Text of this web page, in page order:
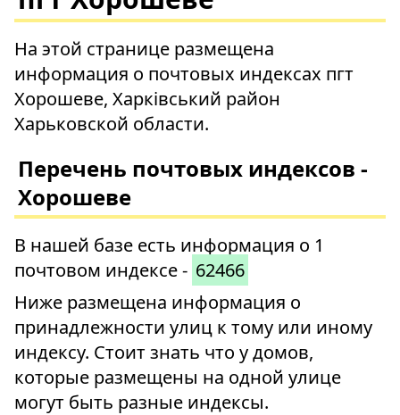
На этой странице размещена
информация о почтовых индексах пгт
Хорошеве, Харківський район
Харьковской области.
Перечень почтовых индексов -
Хорошеве
В нашей базе есть информация о 1
почтовом индексе - 62466
Ниже размещена информация о
принадлежности улиц к тому или иному
индексу. Стоит знать что у домов,
которые размещены на одной улице
могут быть разные индексы.